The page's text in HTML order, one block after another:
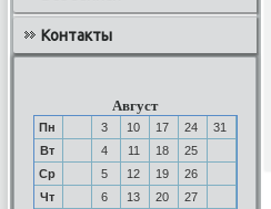
Контакты
Август
Пн 3 10 17 24
31
Вт
4 11 18
25
Ср
5 12 19
26
Чт
6 13 20
27